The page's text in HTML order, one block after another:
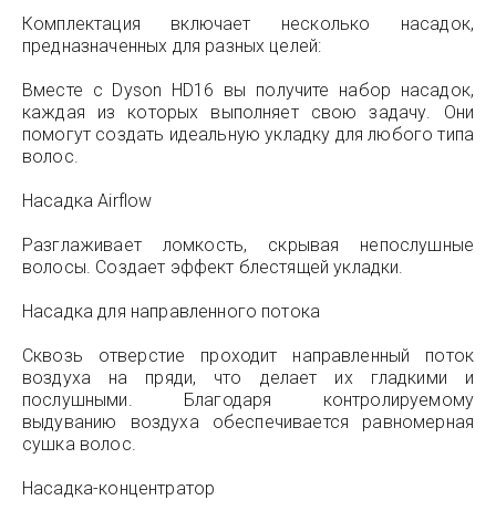
Комплектация включает несколько насадок,
предназначенных для разных целей:
Вместе с Dyson HD16 вы получите набор насадок,
каждая из которых выполняет свою задачу. Они
помогут создать идеальную укладку для любого типа
волос.
Насадка Airflow
Разглаживает ломкость, скрывая непослушные
волосы. Создает эффект блестящей укладки.
Насадка для направленного потока
Сквозь отверстие проходит направленный поток
воздуха на пряди, что делает их гладкими и
послушными. Благодаря контролируемому
выдуванию воздуха обеспечивается равномерная
сушка волос.
Насадка-концентратор